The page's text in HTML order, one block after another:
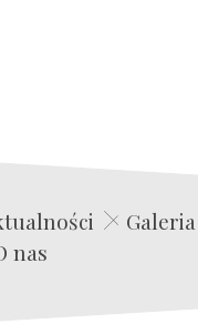
Edwin Film Agencja Aktorska
Galeria
nas